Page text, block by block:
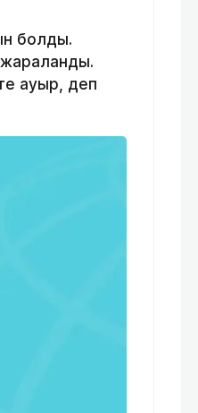
болды.
ауыр, деп